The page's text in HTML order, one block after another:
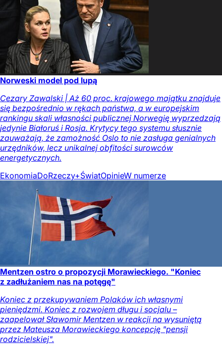
Norweski model pod lupą
Cezary Zawalski | Aż 60 proc. krajowego majątku znajduje
się bezpośrednio w rękach państwa, a w europejskim
rankingu skali własności publicznej Norwegię wyprzedzają
jedynie Białoruś i Rosja. Krytycy tego systemu słusznie
zauważają, że zamożność Oslo to nie zasługa genialnych
urzędników, lecz unikalnej obfitości surowców
energetycznych.
EkonomiaDoRzeczy+ŚwiatOpinieW numerze
Mentzen ostro o propozycji Morawieckiego. "Koniec
z zadłużaniem nas na potęgę"
Koniec z przekupywaniem Polaków ich własnymi
pieniędzmi. Koniec z rozwojem długu i socjalu –
zaapelował Sławomir Mentzen w reakcji na wysuniętą
przez Mateusza Morawieckiego koncepcję "pensji
rodzicielskiej".